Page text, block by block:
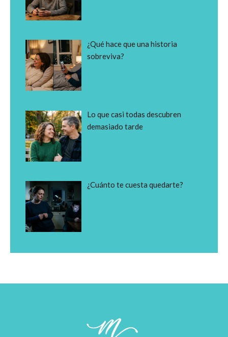
¿Qué hace que una historia
sobreviva?
Lo que casi todas descubren
demasiado tarde
¿Cuánto te cuesta quedarte?